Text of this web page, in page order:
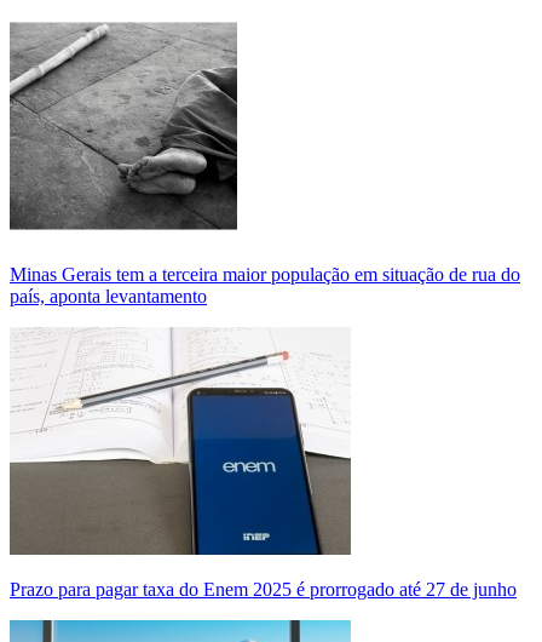
Minas Gerais tem a terceira maior população em situação de rua do
país, aponta levantamento
Prazo para pagar taxa do Enem 2025 é prorrogado até 27 de junho